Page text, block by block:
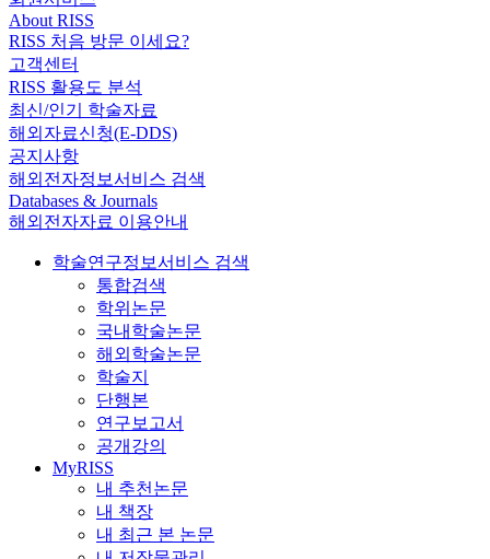
About RISS
RISS 처음 방문 이세요?
고객센터
RISS 활용도 분석
최신/인기 학술자료
해외자료신청(E-DDS)
공지사항
해외전자정보서비스 검색
Databases & Journals
해외전자자료 이용안내
학술연구정보서비스 검색
통합검색
학위논문
국내학술논문
해외학술논문
학술지
단행본
연구보고서
공개강의
MyRISS
내 추천논문
내 책장
내 최근 본 논문